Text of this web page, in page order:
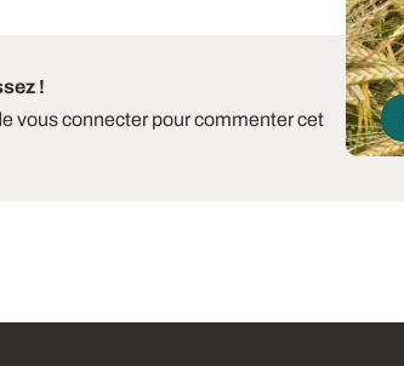
!
vous connecter pour commenter cet